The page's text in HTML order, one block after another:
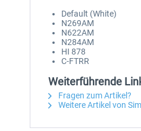
Default (White)
N269AM
N622AM
N284AM
HI 878
C-FTRR
Weiterführende
Fragen zum Artikel?
Weitere Artikel von